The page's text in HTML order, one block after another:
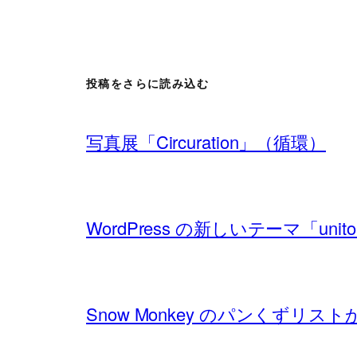
投稿をさらに読み込む
写真展「Circuration」（循環）
WordPress の新しいテーマ「
Snow Monkey のパンくずリスト